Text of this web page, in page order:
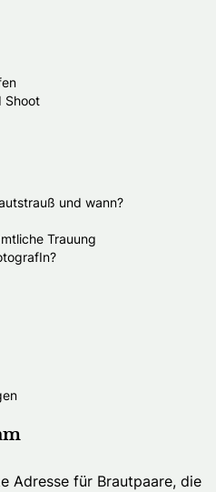
Shoot
und wann?
Trauung
Adresse für Brautpaare, die